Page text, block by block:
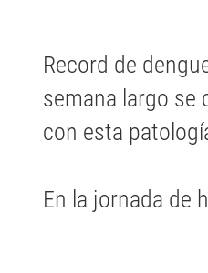
Record de
semana largo se
con esta
En la jornada de